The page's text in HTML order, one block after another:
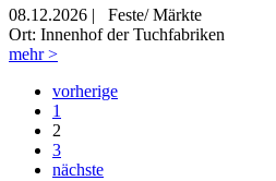
08.12.2026 |
Feste/ Märkte
Ort: Innenhof der Tuchfabriken
mehr >
vorherige
1
2
3
nächste